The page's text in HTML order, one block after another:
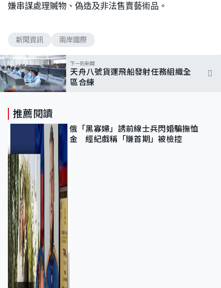
嫌串謀處理贓物、偽造及非法售賣藝術品。
新聞資訊 兩岸國際
下一則新聞
天舟八號貨運飛船發射任務組織全
區合練
推薦閱讀
俄「黑寡婦」誘前線士兵閃婚騙撫恤
金 經紀戲稱「賺首期」被檢控